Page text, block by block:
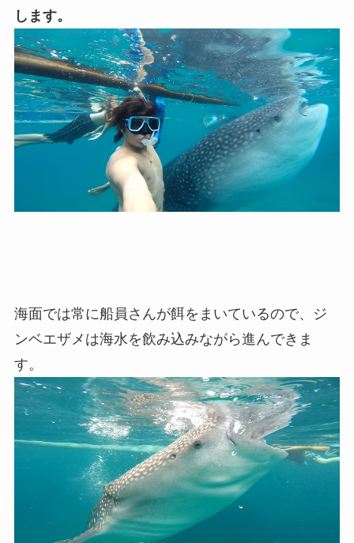
します。
海面では常に船員さんが餌をまいているので、ジ
ンベエザメは海水を飲み込みながら進んできま
す。